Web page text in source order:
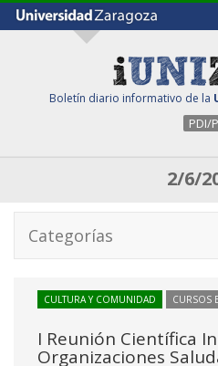
Boletín diario informativo de la
PDI/
2/6/
Categorías
CULTURA Y COMUNIDAD CURSOS
I Reunión Científica
Organizaciones